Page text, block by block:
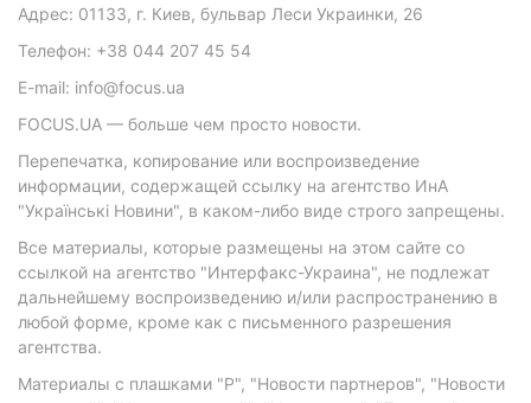
Адрес: 01133, г. Киев, бульвар Леси Украинки, 26
Телефон: +38 044 207 45 54
E-mail: info@focus.ua
FOCUS.UA — больше чем просто новости.
Перепечатка, копирование или воспроизведение
информации, содержащей ссылку на агентство ИнА
"Українські Новини", в каком-либо виде строго запрещены.
Все материалы, которые размещены на этом сайте со
ссылкой на агентство "Интерфакс-Украина", не подлежат
дальнейшему воспроизведению и/или распространению в
любой форме, кроме как с письменного разрешения
агентства.
Материалы с плашками "Р", "Новости партнеров", "Новости